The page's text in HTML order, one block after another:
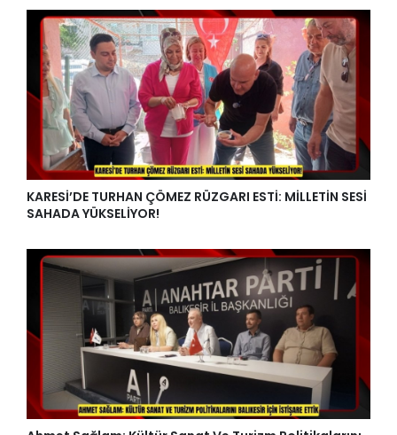
KARESİ’DE TURHAN ÇÖMEZ RÜZGARI ESTİ: MİLLETİN SESİ
SAHADA YÜKSELİYOR!